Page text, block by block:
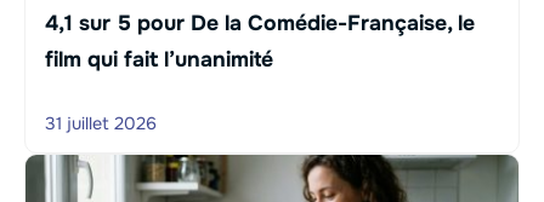
4,1 sur 5 pour De la Comédie-Française, le
film qui fait l’unanimité
31 juillet 2026